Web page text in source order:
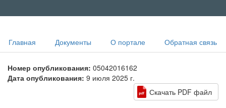
Главная Документы О портале Обратная связь
Номер опубликования: 05042016162
Дата опубликования: 9 июля 2025 г.
Скачать PDF файл